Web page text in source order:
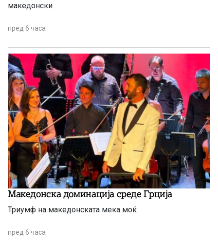
македонски
пред 6 часа
Македонска доминација среде Грција
Триумф на македонската мека моќ
пред 6 часа